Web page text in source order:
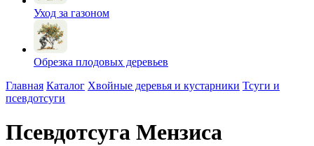
Уход за газоном
Обрезка плодовых деревьев
Главная Каталог Хвойные деревья и кустарники Тсуги и
псевдотсуги
Псевдотсуга Мензиса